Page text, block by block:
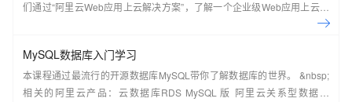
们通过“阿里云Web应用上云解决方案”，了解一个企业级Web应用上云的
MySQL数据库入门学习
本课程通过最流行的开源数据库MySQL带你了解数据库的世界。 &nbsp;
相关的阿里云产品：云数据库RDS MySQL 版 阿里云关系型数据库